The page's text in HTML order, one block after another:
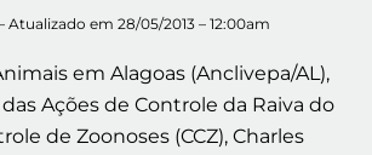
Atualizado em 28/05/2013 – 12:00am
em Alagoas (Anclivepa/AL),
Ações de Controle da Raiva do
de Zoonoses (CCZ), Charles